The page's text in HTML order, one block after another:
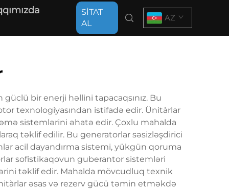
SİTAT
AL
AZ
güclü bir enerji həllini tapacaqsınız. Bu
texnologiyasından istifadə edir. Ünitàrlar
sistemlərini əhatə edir. Çoxlu mahalda
təklif edilir. Bu generatorlar səsizləşdirici
acil dayandırma sistemi, yükgün qoruma
sofistikaqovun guberantor sistemləri
təklif edir. Mahalda mövcudluq texnik
əsas və rezerv gücü təmin etməkdə